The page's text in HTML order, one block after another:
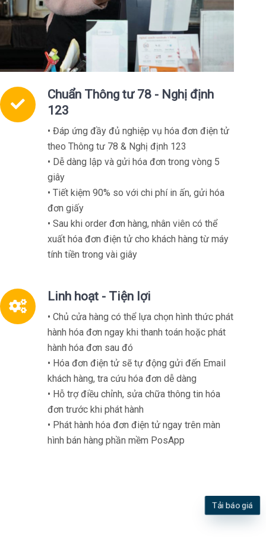
Chuẩn Thông tư 78 - Nghị định
123
• Đáp ứng đầy đủ nghiệp vụ hóa đơn điện tử
theo Thông tư 78 & Nghị định 123
• Dễ dàng lập và gửi hóa đơn trong vòng 5
giây
• Tiết kiệm 90% so với chi phí in ấn, gửi hóa
đơn giấy
• Sau khi order đơn hàng, nhân viên có thể
xuất hóa đơn điện tử cho khách hàng từ máy
tính tiền trong vài giây
Linh hoạt - Tiện lợi
• Chủ cửa hàng có thể lựa chọn hình thức phát
hành hóa đơn ngay khi thanh toán hoặc phát
hành hóa đơn sau đó
• Hóa đơn điện tử sẽ tự động gửi đến Email
khách hàng, tra cứu hóa đơn dễ dàng
• Hỗ trợ điều chỉnh, sửa chữa thông tin hóa
đơn trước khi phát hành
• Phát hành hóa đơn điện tử ngay trên màn
hình bán hàng phần mềm PosApp
Tải báo giá